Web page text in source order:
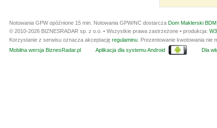
Notowania GPW opóźnione 15 min. Notowania GPW/NC dostarcza Dom Maklerski
© 2010-2026 BIZNESRADAR sp. z o.o. • Wszystkie prawa zastrzeżone • produkcja:
Korzystanie z serwisu oznacza akceptację regulaminu . Prezentowanie kwotowania
Mobilna wersja BiznesRadar.pl
Aplikacja dla systemu Android Dla